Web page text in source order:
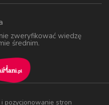
zweryfikować wiedzę
średnim.
pozycjonowanie stron